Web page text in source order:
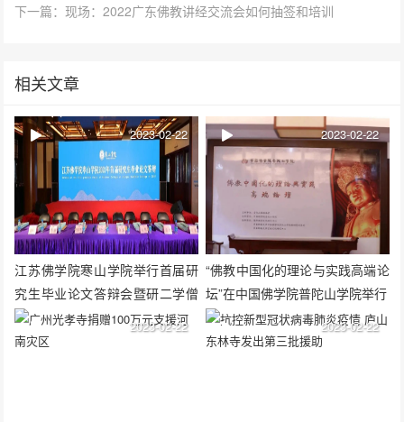
下一篇：现场：2022广东佛教讲经交流会如何抽签和培训
相关文章
江苏佛学院寒山学院举行首届研
究生毕业论文答辩会暨研二学僧
论文开题报告会
2023-02-22
“佛教中国化的理论与实践高端论
坛”在中国佛学院普陀山学院举行
2023-02-22
2023-02-22 2023-02-22